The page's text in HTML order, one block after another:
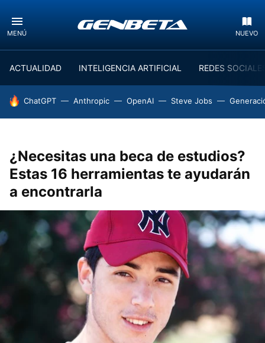
MENÚ NUEVO
ACTUALIDAD INTELIGENCIA ARTIFICIAL REDES
HOY SE HABLA DE
ChatGPT Anthropic OpenAI Steve Jobs
¿Necesitas una beca de estudios?
Estas 16 herramientas te ayudarán
a encontrarla